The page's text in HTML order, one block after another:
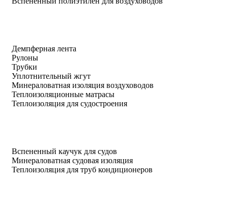
Демпферная лента
Рулоны
Трубки
Уплотнительный жгут
Минераловатная изоляция воздуховодов
Теплоизоляционные матрасы
Теплоизоляция для судостроения
Вспененный каучук для судов
Минераловатная судовая изоляция
Теплоизоляция для труб кондиционеров